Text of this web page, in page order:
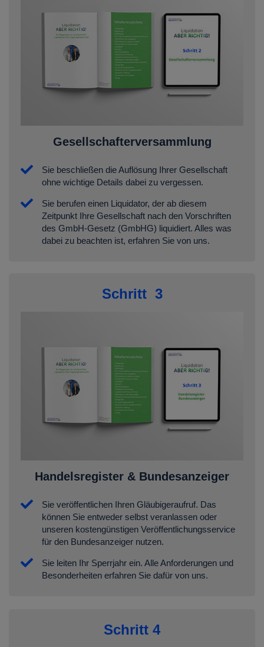
Gesellschafterversammlung
Sie beschließen die Auflösung Ihrer Gesellschaft
ohne wichtige Details dabei zu vergessen.
Sie berufen einen Liquidator, der ab diesem
Zeitpunkt Ihre Gesellschaft nach den Vorschriften
des GmbH-Gesetz (GmbHG) liquidiert. Alles was
dabei zu beachten ist, erfahren Sie von uns.
Schritt 3
Handelsregister & Bundesanzeiger
Sie veröffentlichen Ihren Gläubigeraufruf. Das
können Sie entweder selbst veranlassen oder
unseren kostengünstigen Veröffentlichungsservice
für den Bundesanzeiger nutzen.
Sie leiten Ihr Sperrjahr ein. Alle Anforderungen und
Besonderheiten erfahren Sie dafür von uns.
Schritt 4